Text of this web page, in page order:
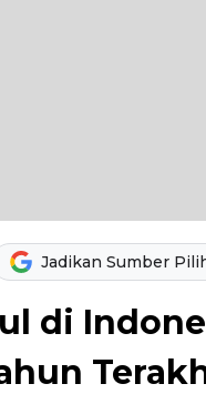
Jadikan Sumber
di